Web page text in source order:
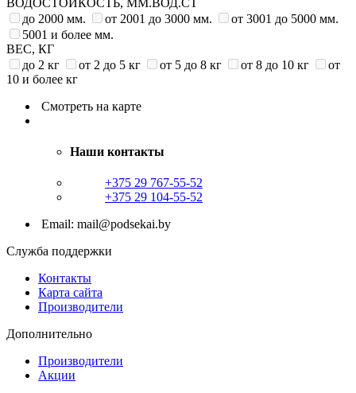
до 2000 мм.
от 2001 до 3000 мм.
от 3001 до 5000 мм.
5001 и более мм.
ВЕС, КГ
до 2 кг
от 2 до 5 кг от 5 до 8 кг от 8 до 10 кг
от
10 и более кг
Смотреть на карте
Наши контакты
+375 29 767-55-52
+375 29 104-55-52
Email: mail@podsekai.by
Служба поддержки
Контакты
Карта сайта
Производители
Дополнительно
Производители
Акции